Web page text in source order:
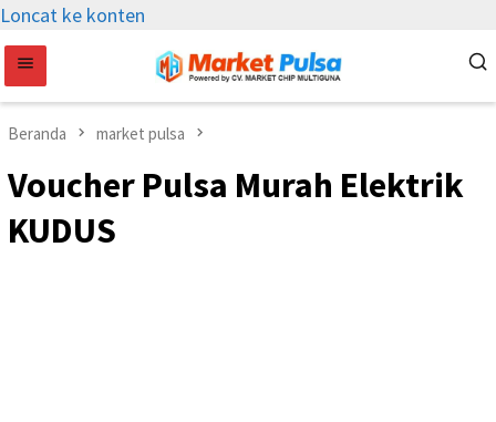
Loncat ke konten
Beranda market pulsa
Voucher Pulsa Murah Elektrik
KUDUS